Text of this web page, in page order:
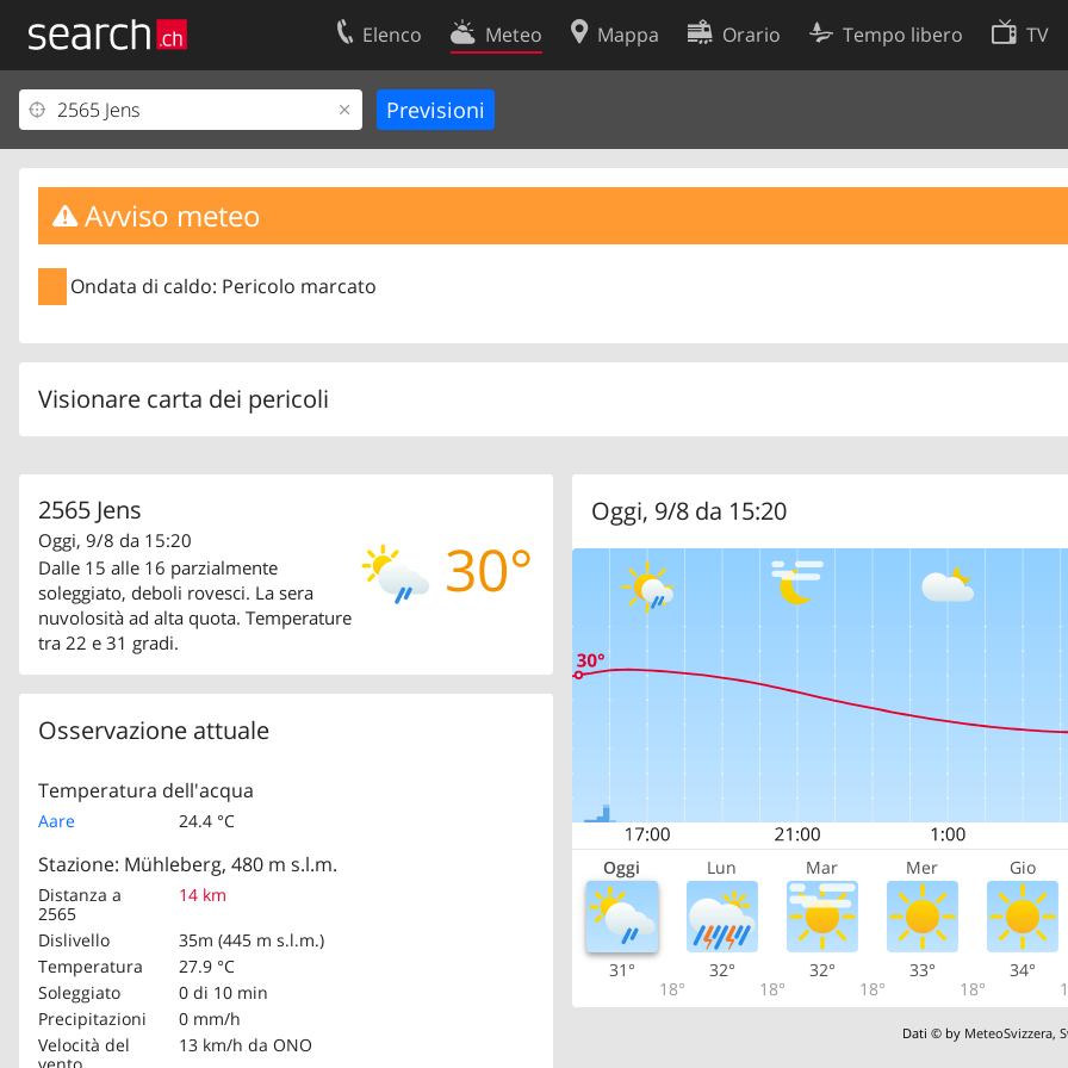
Elenco Meteo Mappa Orario Tempo libero TV
Avviso meteo
Ondata di caldo: Pericolo marcato
Visionare carta dei pericoli
2565 Jens
30°
Oggi, 9/8 da 15:20
Dalle 15 alle 16 parzialmente
soleggiato, deboli rovesci. La sera
nuvolosità ad alta quota. Temperature
tra 22 e 31 gradi.
Osservazione attuale
Temperatura dell'acqua
Aare 24.4 °C
Stazione: Mühleberg, 480 m s.l.m.
Distanza a
2565
14 km
Dislivello
35m (445 m s.l.m.)
Temperatura
27.9 °C
Soleggiato
0 di 10 min
Precipitazioni
0 mm/h
Velocità del
13 km/h da ONO
Oggi, 9/8 da 15:20
Oggi Lun Mar Mer Gio
31°
18°
32°
18°
32°
18°
33°
18°
34°
Dati © by MeteoSvizzera,
Il vostro profolio
Area clienti
Informazioni Legali
Contatti
Condizioni d’uso
Protezione dei dati
Preferenze cookie
Sviluppatori